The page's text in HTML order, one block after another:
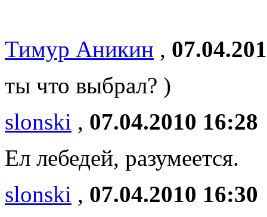
Тимур Аникин ,
ты что выбрал? )
slonski , 07.04.2010 16:28
Ел лебедей, разумеется.
slonski , 07.04.2010 16:30